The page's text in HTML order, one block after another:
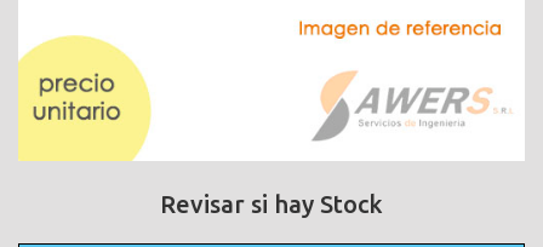
Revisar si hay Stock